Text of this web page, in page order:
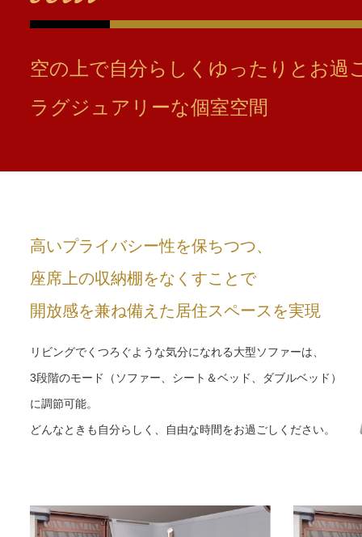
空の上で自分らしくゆったりとお過
ラグジュアリーな個室空間
高いプライバシー性を保ちつつ、
座席上の収納棚をなくすことで
開放感を兼ね備えた居住スペースを実現
リビングでくつろぐような気分になれる大型ソファーは、
3段階のモード（ソファー、シート＆ベッド、ダブルベッド）
に調節可能。
どんなときも自分らしく、自由な時間をお過ごしください。